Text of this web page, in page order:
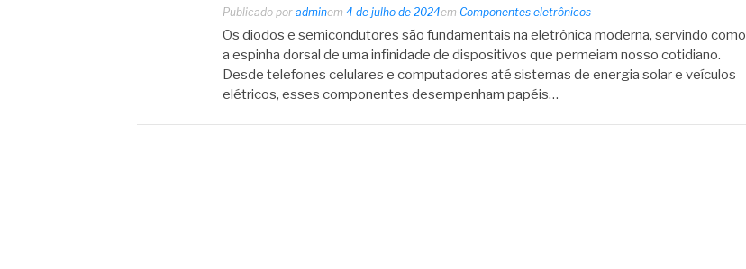
Publicado por adminem 4 de julho de 2024em Componentes eletrônicos
Os diodos e semicondutores são fundamentais na eletrônica moderna, servindo como
a espinha dorsal de uma infinidade de dispositivos que permeiam nosso cotidiano.
Desde telefones celulares e computadores até sistemas de energia solar e veículos
elétricos, esses componentes desempenham papéis…